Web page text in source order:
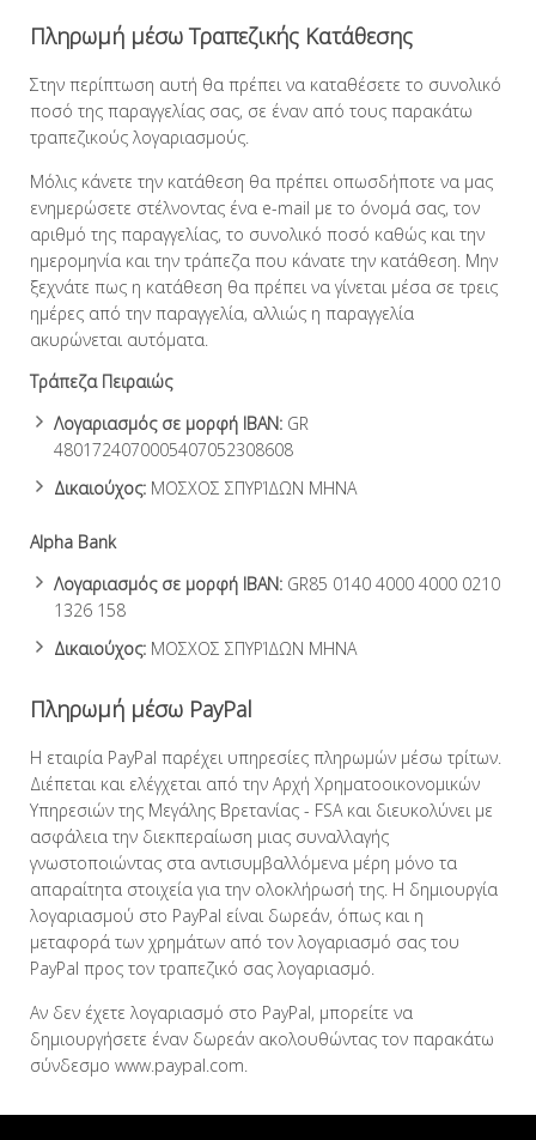
Πληρωμή μέσω Τραπεζικής Κατάθεσης
Στην περίπτωση αυτή θα πρέπει να καταθέσετε το συνολικό
ποσό της παραγγελίας σας, σε έναν από τους παρακάτω
τραπεζικούς λογαριασμούς.
Μόλις κάνετε την κατάθεση θα πρέπει οπωσδήποτε να μας
ενημερώσετε στέλνοντας ένα e-mail με το όνομά σας, τον
αριθμό της παραγγελίας, το συνολικό ποσό καθώς και την
ημερομηνία και την τράπεζα που κάνατε την κατάθεση. Μην
ξεχνάτε πως η κατάθεση θα πρέπει να γίνεται μέσα σε τρεις
ημέρες από την παραγγελία, αλλιώς η παραγγελία
ακυρώνεται αυτόματα.
Τράπεζα Πειραιώς
Λογαριασμός σε μορφή IBAN: GR
4801724070005407052308608
Δικαιούχος: ΜΟΣΧΟΣ ΣΠΥΡΊΔΩΝ ΜΗΝΑ
Alpha Bank
Λογαριασμός σε μορφή IBAN: GR85 0140 4000 4000 0210
1326 158
Δικαιούχος: ΜΟΣΧΟΣ ΣΠΥΡΊΔΩΝ ΜΗΝΑ
Πληρωμή μέσω PayPal
Η εταιρία PayPal παρέχει υπηρεσίες πληρωμών μέσω τρίτων.
Διέπεται και ελέγχεται από την Αρχή Χρηματοοικονομικών
Υπηρεσιών της Μεγάλης Βρετανίας - FSA και διευκολύνει με
ασφάλεια την διεκπεραίωση μιας συναλλαγής
γνωστοποιώντας στα αντισυμβαλλόμενα μέρη μόνο τα
απαραίτητα στοιχεία για την ολοκλήρωσή της. Η δημιουργία
λογαριασμού στο PayPal είναι δωρεάν, όπως και η
μεταφορά των χρημάτων από τον λογαριασμό σας του
PayPal προς τον τραπεζικό σας λογαριασμό.
Αν δεν έχετε λογαριασμό στο PayPal, μπορείτε να
δημιουργήσετε έναν δωρεάν ακολουθώντας τον παρακάτω
σύνδεσμο www.paypal.com.